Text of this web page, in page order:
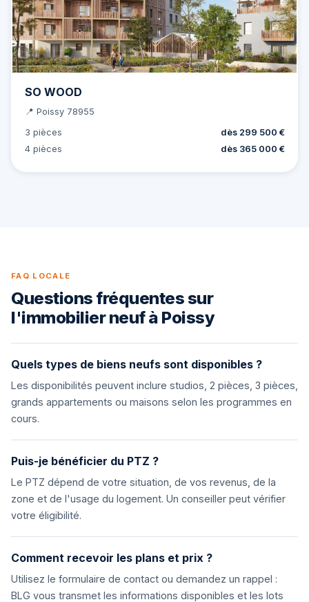
SO WOOD
📍 Poissy 78955
3 pièces
dès 299 500 €
4 pièces
dès 365 000 €
FAQ LOCALE
Questions fréquentes sur
l'immobilier neuf à Poissy
Quels types de biens neufs sont disponibles ?
Les disponibilités peuvent inclure studios, 2 pièces, 3 pièces,
grands appartements ou maisons selon les programmes en
cours.
Puis-je bénéficier du PTZ ?
Le PTZ dépend de votre situation, de vos revenus, de la
zone et de l'usage du logement. Un conseiller peut vérifier
votre éligibilité.
Comment recevoir les plans et prix ?
Utilisez le formulaire de contact ou demandez un rappel :
BLG vous transmet les informations disponibles et les lots